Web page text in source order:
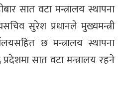
सात वटा मन्त्रालय स्थापना
सुरेश प्रधानले मुख्यमन्त्री
छ मन्त्रालय स्थापना
सात वटा मन्त्रालय रहने